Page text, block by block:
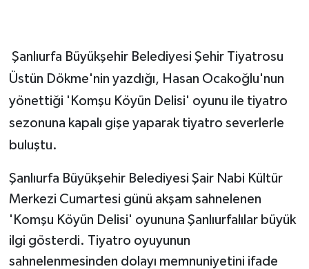
Şanlıurfa Büyükşehir Belediyesi Şehir Tiyatrosu
Üstün Dökme'nin yazdığı, Hasan Ocakoğlu'nun
yönettiği 'Komşu Köyün Delisi' oyunu ile tiyatro
sezonuna kapalı gişe yaparak tiyatro severlerle
buluştu.
Şanlıurfa Büyükşehir Belediyesi Şair Nabi Kültür
Merkezi Cumartesi günü akşam sahnelenen
'Komşu Köyün Delisi' oyununa Şanlıurfalılar büyük
ilgi gösterdi. Tiyatro oyuyunun
sahnelenmesinden dolayı memnuniyetini ifade